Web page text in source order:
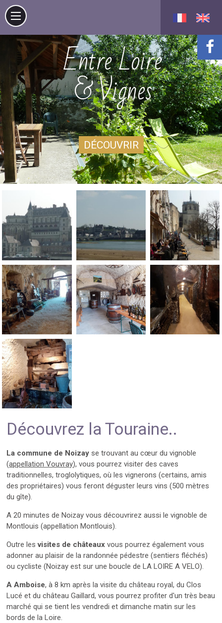
Entre Loire
& Vignes
DÉCOUVRIR
Découvrez la Touraine..
La commune de Noizay se trouvant au cœur du vignoble
(appellation Vouvray), vous pourrez visiter des caves
traditionnelles, troglolytiques, où les vignerons (certains, amis
des propriétaires) vous feront déguster leurs vins (500 mètres
du gîte).
A 20 minutes de Noizay vous découvrirez aussi le vignoble de
Montlouis (appellation Montlouis).
Outre lesvisites de châteaux vous pourrez également vous
adonner au plaisir de la randonnée pédestre (sentiers fléchés)
ou cycliste (Noizay est sur une boucle de LA LOIRE A VELO).
A Amboise, à 8 km après la visite du château royal, du Clos
Lucé et du château Gaillard, vous pourrez profiter d'un très beau
marché qui se tient les vendredi et dimanche matin sur les
bords de la Loire.